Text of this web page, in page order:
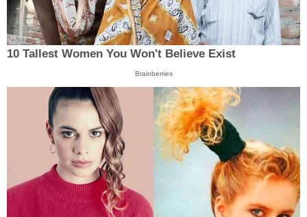
10 Tallest Women You Won't Believe Exist
Brainberries